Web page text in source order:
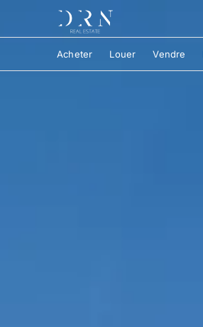
Acheter Louer Vendre